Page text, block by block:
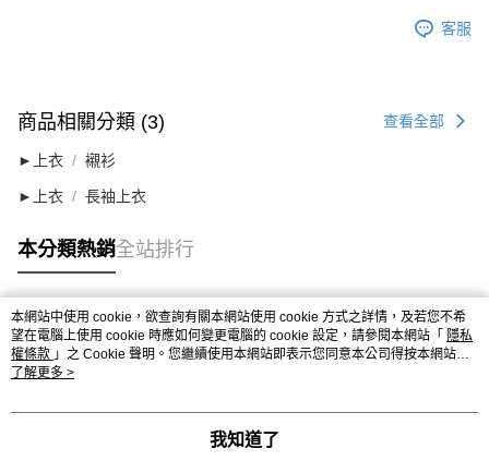
客服
商品相關分類 (3) 查看全部
►上衣 襯衫
►上衣 長袖上衣
本分類熱銷全站排行
熱門標籤
本網站中使用 cookie，欲查詢有關本網站使用 cookie 方式之詳情，及若您不希
望在電腦上使用 cookie 時應如何變更電腦的 cookie 設定，請參閱本網站「 隱私
權條款 」之 Cookie 聲明。您繼續使用本網站即表示您同意本公司得按本網站使
用條款之 Cookie 聲明使用 cookie。
了解更多 >
我知道了